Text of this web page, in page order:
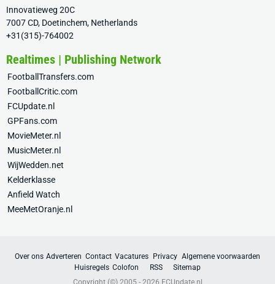
Innovatieweg 20C
7007 CD, Doetinchem, Netherlands
+31(315)-764002
Realtimes | Publishing Network
FootballTransfers.com
FootballCritic.com
FCUpdate.nl
GPFans.com
MovieMeter.nl
MusicMeter.nl
WijWedden.net
Kelderklasse
Anfield Watch
MeeMetOranje.nl
Over ons Adverteren Contact Vacatures Privacy Algemene voorwaarden
Huisregels Colofon RSS
Sitemap
Copyright (©) 2005 - 2026 FCUpdate.nl